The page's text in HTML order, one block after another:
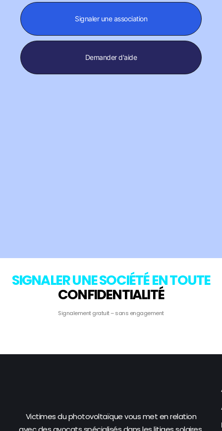
Signaler une association
Demander d'aide
SIGNALER UNE SOCIÉTÉ EN TOUTE
CONFIDENTIALITÉ
Signalement gratuit – sans engagement
Victimes du photovoltaïque vous met en relation